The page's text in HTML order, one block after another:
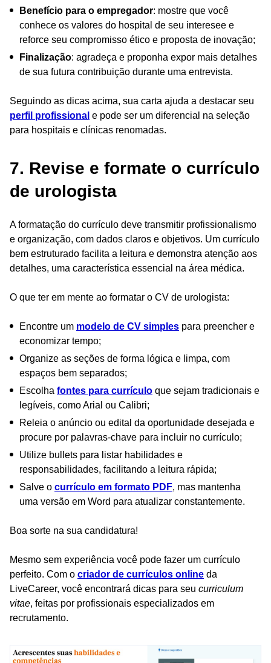
Benefício para o empregador: mostre que você
conhece os valores do hospital de seu interesee e
reforce seu compromisso ético e proposta de inovação;
Finalização: agradeça e proponha expor mais detalhes
de sua futura contribuição durante uma entrevista.
Seguindo as dicas acima, sua carta ajuda a destacar seu
perfil profissional e pode ser um diferencial na seleção
para hospitais e clínicas renomadas.
7. Revise e formate o currículo
de urologista
A formatação do currículo deve transmitir profissionalismo
e organização, com dados claros e objetivos. Um currículo
bem estruturado facilita a leitura e demonstra atenção aos
detalhes, uma característica essencial na área médica.
O que ter em mente ao formatar o CV de urologista:
Encontre um modelo de CV simples para preencher e
economizar tempo;
Organize as seções de forma lógica e limpa, com
espaços bem separados;
Escolha fontes para currículo que sejam tradicionais e
legíveis, como Arial ou Calibri;
Releia o anúncio ou edital da oportunidade desejada e
procure por palavras-chave para incluir no currículo;
Utilize bullets para listar habilidades e
responsabilidades, facilitando a leitura rápida;
Salve o currículo em formato PDF, mas mantenha
uma versão em Word para atualizar constantemente.
Boa sorte na sua candidatura!
Mesmo sem experiência você pode fazer um currículo
perfeito. Com o criador de currículos online da
LiveCareer, você encontrará dicas para seu curriculum
vitae, feitas por profissionais especializados em
recrutamento.